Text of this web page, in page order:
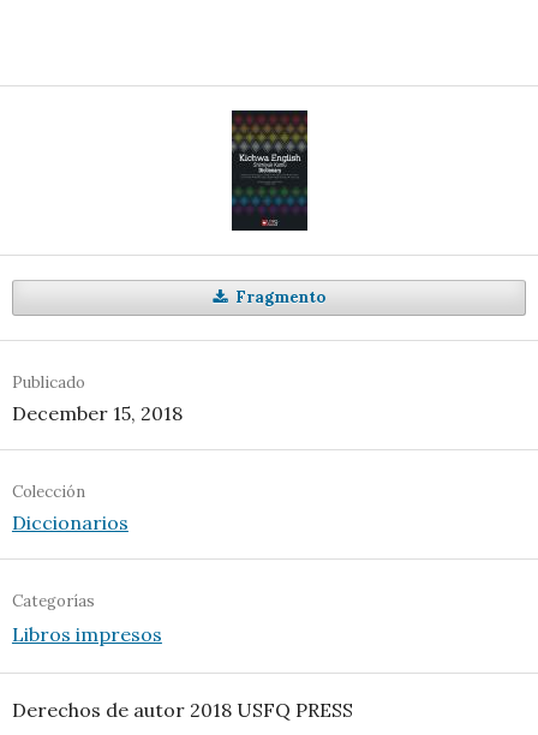
Fragmento
Publicado
December 15, 2018
Colección
Diccionarios
Categorías
Libros impresos
Derechos de autor 2018 USFQ PRESS